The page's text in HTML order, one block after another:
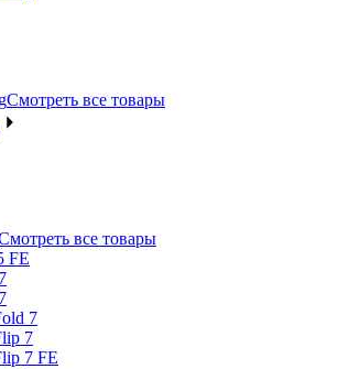
Смотреть все товары
все товары
FE
7
7
7 FE